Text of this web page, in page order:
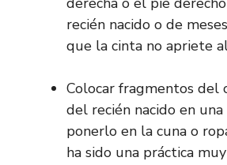
recién nacido o de
que la cinta no apriete
Colocar fragmentos del
del recién nacido en
ponerlo en la cuna o
ha sido una práctica